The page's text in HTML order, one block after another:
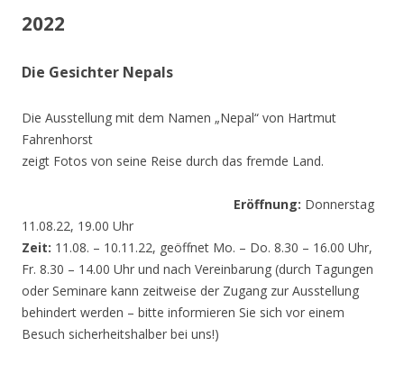
2022
Die Gesichter Nepals
Die Ausstellung mit dem Namen „Nepal“ von Hartmut
Fahrenhorst
zeigt Fotos von seine Reise durch das fremde Land.
Eröffnung: Donnerstag
11.08.22, 19.00 Uhr
Zeit: 11.08. – 10.11.22, geöffnet Mo. – Do. 8.30 – 16.00 Uhr,
Fr. 8.30 – 14.00 Uhr und nach Vereinbarung (durch Tagungen
oder Seminare kann zeitweise der Zugang zur Ausstellung
behindert werden – bitte informieren Sie sich vor einem
Besuch sicherheitshalber bei uns!)